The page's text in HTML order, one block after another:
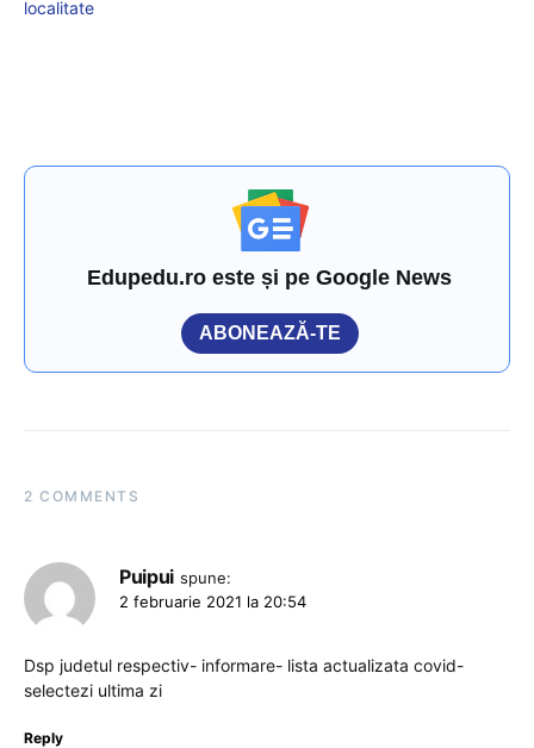
localitate
Edupedu.ro este și pe Google News
ABONEAZĂ-TE
2 COMMENTS
Puipui spune:
2 februarie 2021 la 20:54
Dsp judetul respectiv- informare- lista actualizata covid-
selectezi ultima zi
Reply